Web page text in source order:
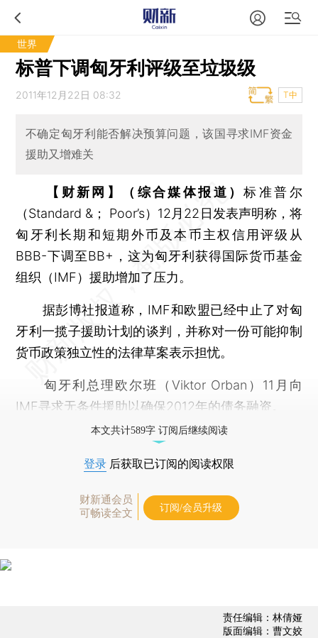
世界
标普下调匈牙利评级至垃圾级
2011年12月22日 08:32 T中
不确定匈牙利能否解决预算问题，该国寻求IMF资金
援助又增难关
【财新网】（综合媒体报道）标准普尔
（Standard &； Poor’s）12月22日发表声明称，将
匈牙利长期和短期外币及本币主权信用评级从
BBB-下调至BB+，这为匈牙利获得国际货币基金
组织（IMF）援助增加了压力。
据彭博社报道称，IMF和欧盟已经中止了对匈
牙利一揽子援助计划的谈判，并称对一份可能抑制
货币政策独立性的法律草案表示担忧。
匈牙利总理欧尔班（Viktor Orban）11月向
IMF寻求无条件援助以确保2012年的债务融资。
本文共计589字 订阅后继续阅读
登录 后获取已订阅的阅读权限
财新通会员
可畅读全文
订阅/会员升级
责任编辑：林倩娅
版面编辑：曹文姣